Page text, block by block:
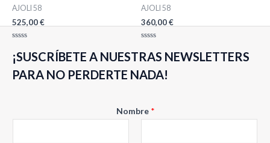
AJOLI 58
525,00€
con
0
5
AJOLI 58
360,00€
con
0
5
¡SUSCRÍBETE A NUESTRAS NEWSLETTERS
PARA NO PERDERTE NADA!
m
Nombre *